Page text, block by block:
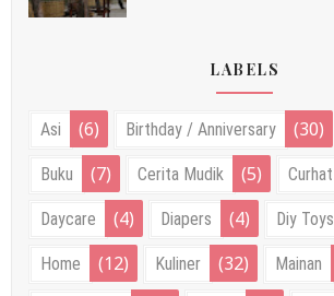
LABELS
Asi (6) Birthday / Anniversary (30)
Buku (7) Cerita Mudik (5) Curhat
Daycare (4) Diapers (4) Diy Toys
Home (12) Kuliner (32) Mainan